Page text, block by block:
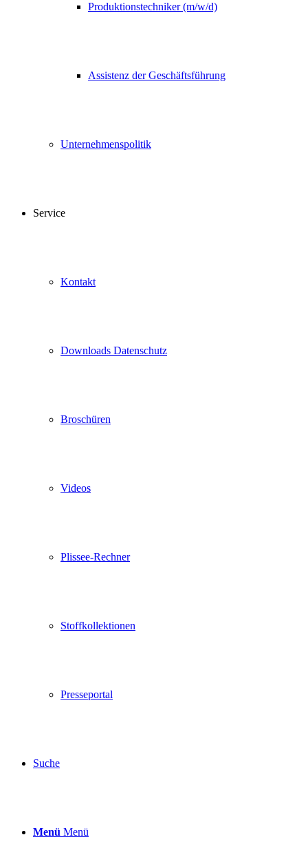
Produktionstechniker (m/w/d)
Assistenz der Geschäftsführung
Unternehmenspolitik
Service
Kontakt
Downloads Datenschutz
Broschüren
Videos
Plissee-Rechner
Stoffkollektionen
Presseportal
Suche
Menü Menü